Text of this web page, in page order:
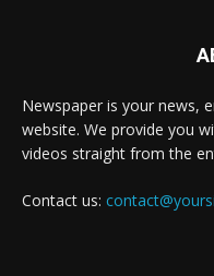
Newspaper is your news,
website. We provide you
videos straight from the
Contact us: